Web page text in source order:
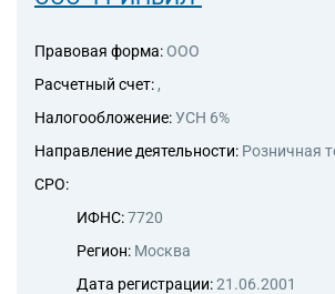
Правовая форма: ООО
Расчетный счет: ,
Налогообложение:УСН 6%
Направление деятельности: Розничная
СРО:
ИФНС:7720
Регион: Москва
Дата регистрации:21.06.2001